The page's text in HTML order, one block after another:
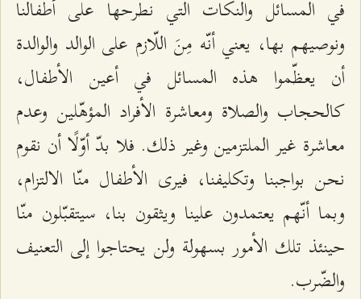
في المسائل والنكات الّتي نطرحها على أطفالنا
ونوصيهم بها، يعني أنّه مِنَ اللّازم على الوالد والوالدة
أن يعظّموا هذه المسائل في أعين الأطفال،
كالحجاب والصلاة ومعاشرة الأفراد المؤهّلين وعدم
معاشرة غير الملتزمين وغير ذلك. فلا بدّ أوّلًا أن نقوم
نحن بواجبنا وتكليفنا، فيرى الأطفال منّا الالتزام،
وبما أنّهم يعتمدون علينا ويثقون بنا، سيتقبّلون منّا
حينئذ تلك الأمور بسهولة ولن يحتاجوا إلى التعنيف
والضّرب.